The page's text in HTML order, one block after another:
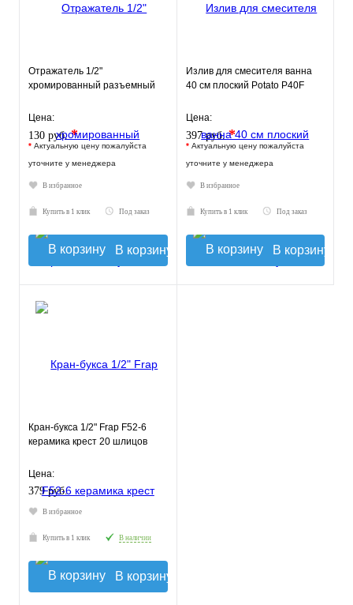
Отражатель 1/2"
хромированный разъемный
Цена:
130 руб.*
* Актуальную цену пожалуйста
уточните у менеджера
В избранное
Купить в 1 клик Под заказ
В корзину
Излив для смесителя ванна
40 см плоский Potato P40F
Цена:
397 руб.*
* Актуальную цену пожалуйста
уточните у менеджера
В избранное
Купить в 1 клик Под заказ
В корзину
Кран-букса 1/2" Frap F52-6
керамика крест 20 шлицов
Цена:
379 руб.
В избранное
Купить в 1 клик В наличии
В корзину